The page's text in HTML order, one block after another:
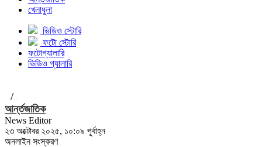
খেলাধুলা
ভিডিও স্টোরি
ফটো স্টোরি
ফটোগ্যালারি
ভিডিও গ্যালারি
/
আর্ন্তজাতিক
News Editor
২৩ অক্টোবর ২০২৫, ১০:০৯ পূর্বাহ্ন
অনলাইন সংস্করণ